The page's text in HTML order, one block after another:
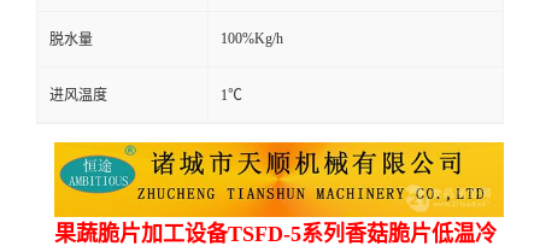
脱水量 100%Kg/h
进风温度 1℃
果蔬脆片加工设备TSFD-5系列香菇脆片低温冷